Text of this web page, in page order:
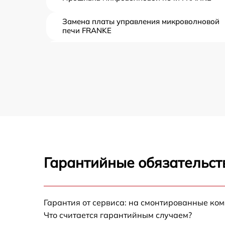
Замена платы управления микроволновой
печи FRANKE
Ремонт волновода микроволновой печи
FRANKE
микроволновой печи FRANKE
Замена блока управления микроволновой
Гарантийные
Гарантия от сервиса: на смонтированные
Что считается гарантийным случаем?